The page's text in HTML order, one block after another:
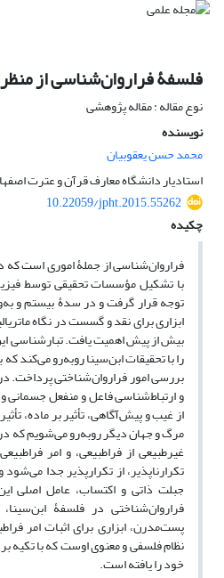
فلسفۀ فراروان‌شناسی از
نوع مقاله : مقاله پژوهشی
نویسنده
محمد حسن یعقوبیان
استادیار دانشگاه معارف قرآن و عترت
10.22059/jpht.2015.55262
چکیده
فراروان‌شناسی از جملۀ اموری است
با تشکیل مؤسسات تحقیقی توسط
توجه قرار گرفت و در سدۀ بیستم و
ابزاری برای نقد و گسست در نگاه
بیش از پیش اهمیت یافت. تبارشناسی
را با تحقیقات ابن‌سینا روبه‌رو می‌کند
بررسی امور فراروان‌شناختی پرداخت.
و ارتباط‌شناسی فاعل و منفعل جسمانی
از غیب و پیش‌آگاهی، تأثیر بر ماده،
مرگ و جهان دیگر روبه‌رو می‌شویم که در
غیرطبیعی از فراطبیعی، و امر
تکرارناپذیر، از تکرارپذیر جدا
جبلت ذاتی و اکتساب، عامل اصلی
فراروان‌شناختی در فلسفۀ
پست‌مدرن، ابزاری برای اثبات امر
نظام فلسفی و معنوی اوست که با تکیه
خود را یافته است.